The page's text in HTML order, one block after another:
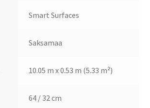
Smart Surfaces
Saksamaa
10.05 m x 0.53 m (5.33 m²)
64 / 32 cm